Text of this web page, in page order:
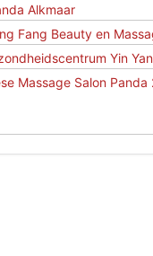
Alkmaar
Fang Beauty en
Yin
Massage Salon Panda